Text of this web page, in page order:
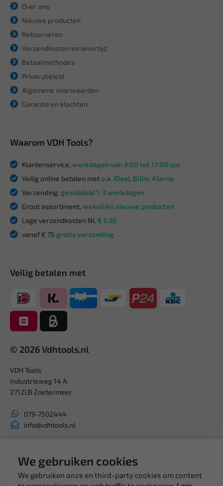
Over ons
Nieuwe producten
Retourneren
Verzendkosten en levertijd
Betaalmethodes
Privacybeleid
Algemene voorwaarden
Garantie en klachten
Waarom VDH Tools?
Klantenservice, werkdagen van 9:00 tot 17:00 uur
Veilig online betalen meto.a. iDeal, Billie, Klarna
Verzending: gemiddeld 1-3 werkdagen
Groot assortiment, wekelijks nieuwe producten
Lage verzendkosten NL € 6,95
vanaf € 75 gratis verzending
Veilig betalen met
© 2026 Vdhtools.nl
VDH Tools
Industrieweg 14 A
2712LB Zoetermeer
079-7502444
info@vdhtools.nl
BTW: NL819958657B01
We gebruiken cookies
We gebruiken onze en third-party cookies om content